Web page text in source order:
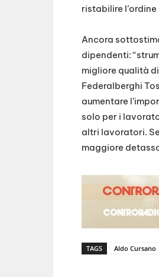
ristabilire
Ancora
dipendenti:
migliore qualità
Federalberghi
aumentare
solo per i
altri lavoratori.
maggiore
TAGS Aldo Cursano